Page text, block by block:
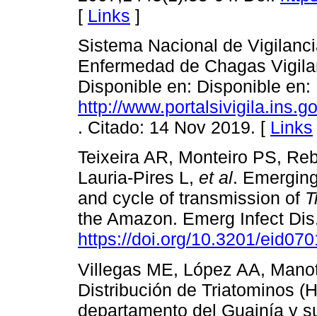
[ Links ]
Sistema Nacional de
Enfermedad de Chagas
Disponible en: Disponible en:
http://
. Citado: 14 Nov 2019. [ Links
Teixeira AR, Monteiro PS,
Lauria-Pires L, et al.
and cycle of transmission of
the Amazon. Emerg Infect
https://doi.org/10.3201/
Villegas ME, López AA,
Distribución de Triatominos
departamento del Guainía y